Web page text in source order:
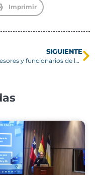
Imprimir
SIGUIENTE
Profesores y funcionarios de los campus San Joaquín y Vitacura reciben su Diploma en Docencia Universitaria